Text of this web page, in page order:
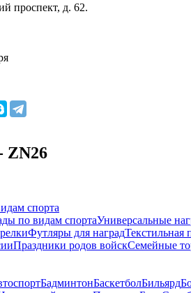
проспект, д. 62.
ZN26
спорта
по видам спортаУниверсальные
Футляры для наградТекстильная
Праздники родов войскСемейные
БадминтонБаскетболБильярд